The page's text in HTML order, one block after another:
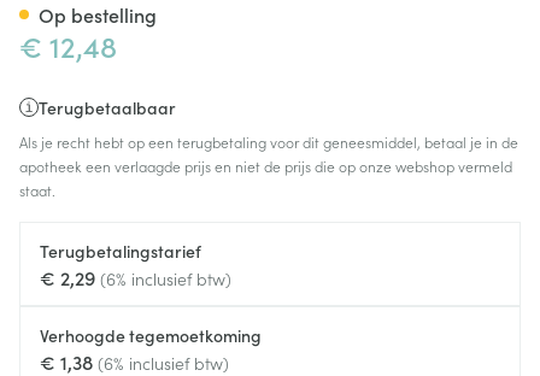
€ 12,48
Terugbetaalbaar
Als je recht hebt op een terugbetaling voor dit geneesmiddel, betaal je in de
apotheek een verlaagde prijs en niet de prijs die op onze webshop vermeld
staat.
Terugbetalingstarief
€ 2,29 (6% inclusief btw)
Verhoogde tegemoetkoming
€ 1,38 (6% inclusief btw)
Op bestelling